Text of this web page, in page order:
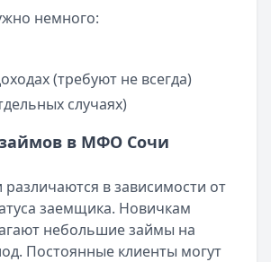
немного:
(требуют не всегда)
случаях)
в МФО Сочи
в зависимости от
заемщика. Новичкам
небольшие займы на
Постоянные клиенты могут